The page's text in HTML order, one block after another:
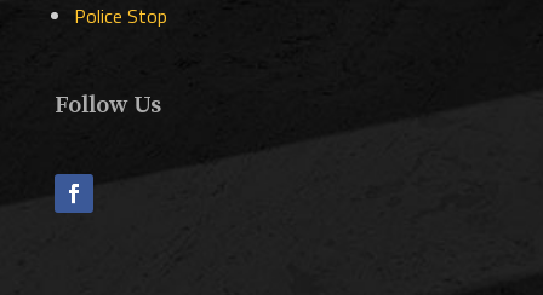
Police Stop
Follow Us